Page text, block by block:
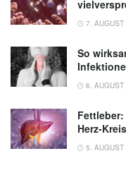
7. AUGUST
So
6. AUGUST
Herz-
5. AUGUST